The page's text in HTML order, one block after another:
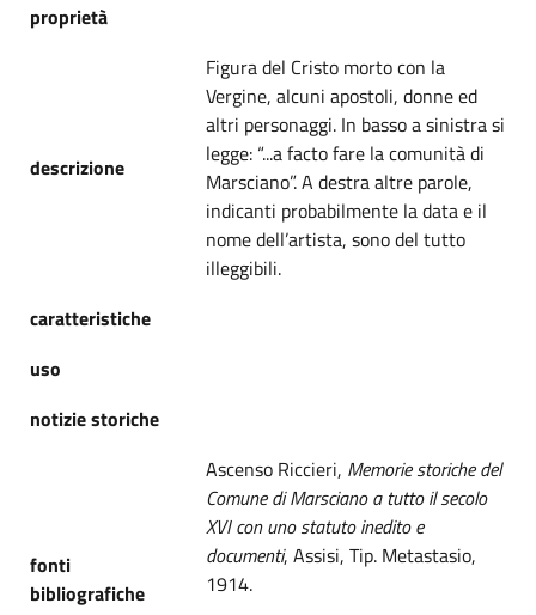
proprietà
descrizione
Figura del Cristo morto con la
Vergine, alcuni apostoli, donne ed
altri personaggi. In basso a sinistra si
legge: “...a facto fare la comunità di
Marsciano”. A destra altre parole,
indicanti probabilmente la data e il
nome dell’artista, sono del tutto
illeggibili.
caratteristiche
uso
notizie storiche
fonti
bibliografiche
Ascenso Riccieri, Memorie storiche del
Comune di Marsciano a tutto il secolo
XVI con uno statuto inedito e
documenti, Assisi, Tip. Metastasio,
1914.